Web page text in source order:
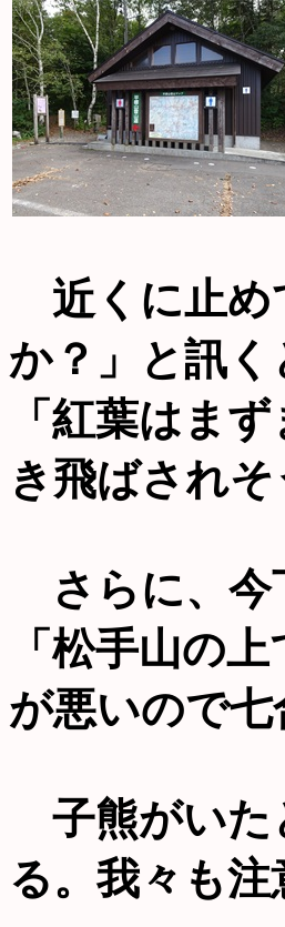
近くに止め
か？」と訊く
「紅葉はま
き飛ばされ
さらに、今
「松手山の
が悪いので
子熊がいた
る。我々も